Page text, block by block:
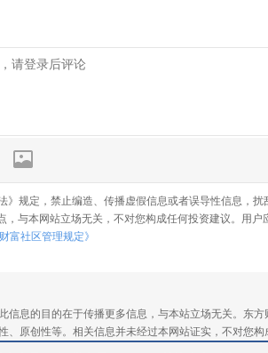
》规定，禁止编造、传播虚假信息或者误导性信息，
，与本网站立场无关，不对您构成任何投资建议。用
财富社区管理规定》
信息的目的在于传播更多信息，与本站立场无关。东
、原创性等。相关信息并未经过本网站证实，不对您